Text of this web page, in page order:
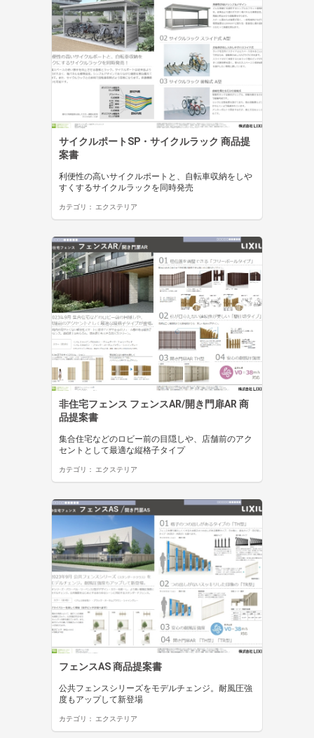
サイクルポートSP・サイクルラック 商品提
案書
利便性の高いサイクルポートと、自転車収納をしや
すくするサイクルラックを同時発売
カテゴリ： エクステリア
非住宅フェンス フェンスAR/開き門扉AR 商
品提案書
集合住宅などのロビー前の目隠しや、店舗前のアク
セントとして最適な縦格子タイプ
カテゴリ： エクステリア
フェンスAS 商品提案書
公共フェンスシリーズをモデルチェンジ。耐風圧強
度もアップして新登場
カテゴリ： エクステリア